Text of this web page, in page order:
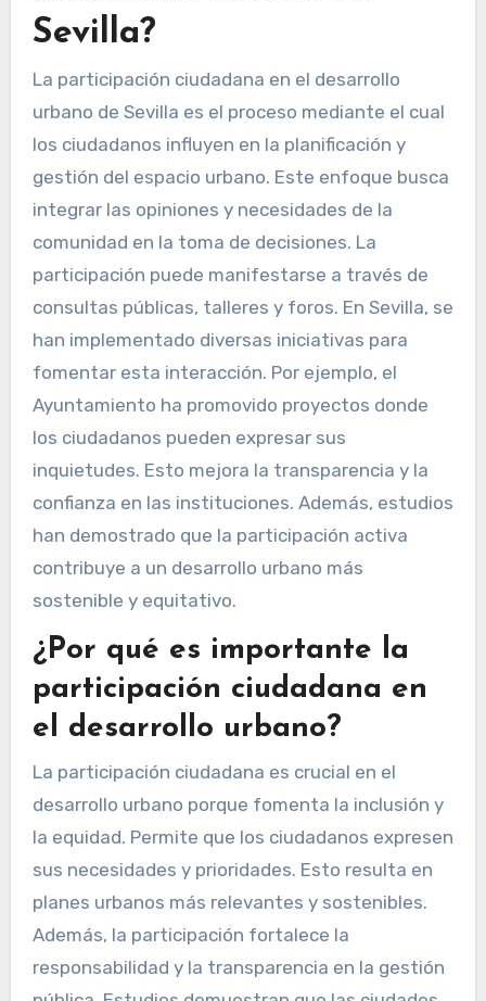
Sevilla?
La participación ciudadana en el desarrollo
urbano de Sevilla es el proceso mediante el cual
los ciudadanos influyen en la planificación y
gestión del espacio urbano. Este enfoque busca
integrar las opiniones y necesidades de la
comunidad en la toma de decisiones. La
participación puede manifestarse a través de
consultas públicas, talleres y foros. En Sevilla, se
han implementado diversas iniciativas para
fomentar esta interacción. Por ejemplo, el
Ayuntamiento ha promovido proyectos donde
los ciudadanos pueden expresar sus
inquietudes. Esto mejora la transparencia y la
confianza en las instituciones. Además, estudios
han demostrado que la participación activa
contribuye a un desarrollo urbano más
sostenible y equitativo.
¿Por qué es importante la
participación ciudadana en
el desarrollo urbano?
La participación ciudadana es crucial en el
desarrollo urbano porque fomenta la inclusión y
la equidad. Permite que los ciudadanos expresen
sus necesidades y prioridades. Esto resulta en
planes urbanos más relevantes y sostenibles.
Además, la participación fortalece la
responsabilidad y la transparencia en la gestión